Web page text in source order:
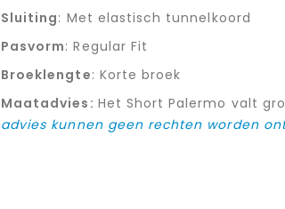
Sluiting: Met elastisch tunnelkoord
Pasvorm: Regular Fit
Broeklengte: Korte broek
Maatadvies: Het Short Palermo valt
advies kunnen geen rechten worden